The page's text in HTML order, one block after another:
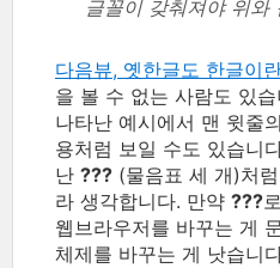
글꼴이 갖춰져야 위와
다음뷰, 옛한글도 한글이
을 볼 수 없는 사람도 있
나타난 예시에서 맨 윗줄
용처럼 보일 수도 있습니
난 ??? (물음표 세 개)처
라 생각합니다. 만약 ???
웹브라우저를 바꾸는 게
체제를 바꾸는 게 낫습니